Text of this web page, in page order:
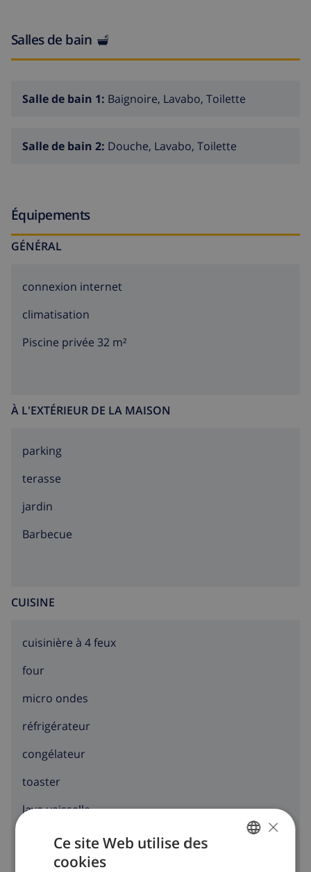
Salles de bain
Salle de bain 1: Baignoire, Lavabo, Toilette
Salle de bain 2: Douche, Lavabo, Toilette
Équipements
GÉNÉRAL
connexion internet
climatisation
Piscine privée 32 m²
À L'EXTÉRIEUR DE LA MAISON
parking
terasse
jardin
barbecue
CUISINE
cuisinière à 4 feux
four
micro ondes
réfrigérateur
congélateur
toaster
lave-vaisselle
machine à laver
×
Ce site Web utilise des
cookies